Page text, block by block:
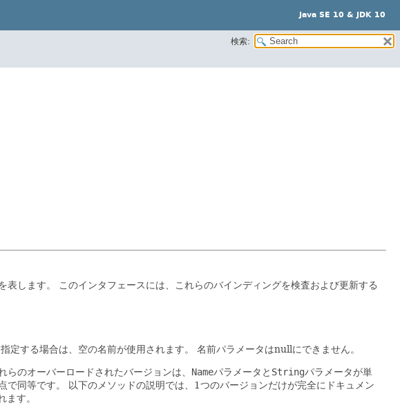
Java SE 10 & JDK 10
検索:
します。
このインタフェースには、これらのバインディングを検査および更新する
定する場合は、空の名前が使用されます。 名前パラメータはnullにできません。
らのオーバーロードされたバージョンは、 Nameパラメータと Stringパラメータが単
同等です。
以下のメソッドの説明では、1つのバージョンだけが完全にドキュメン
す。